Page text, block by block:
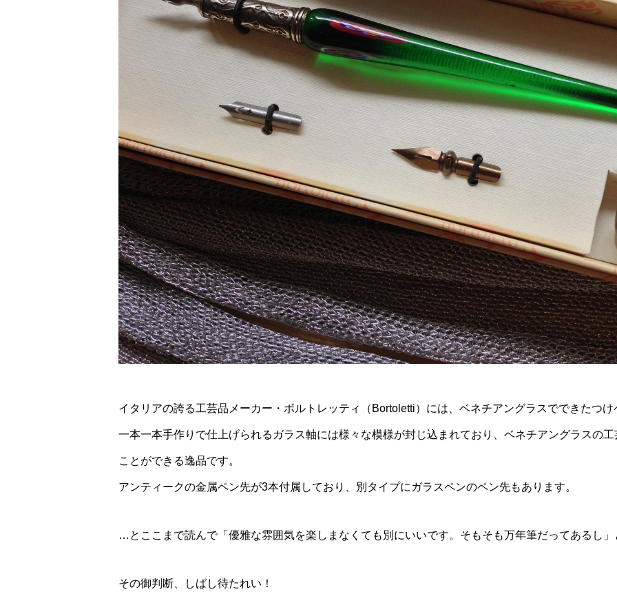
イタリアの誇る工芸品メーカー・ボルトレッティ（Bortoletti）には、ベネチアングラスでできたつ
一本一本手作りで仕上げられるガラス軸には様々な模様が封じ込まれており、ベネチアングラスの
ことができる逸品です。
アンティークの金属ペン先が3本付属しており、別タイプにガラスペンのペン先もあります。
…とここまで読んで「優雅な雰囲気を楽しまなくても別にいいです。そもそも万年筆だってあるし
その御判断、しばし待たれい！